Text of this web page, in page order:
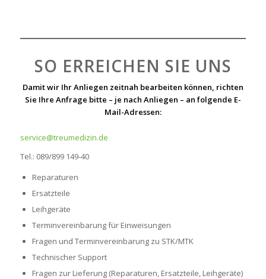
SO ERREICHEN SIE UNS
Damit wir Ihr Anliegen zeitnah bearbeiten können, richten
Sie Ihre Anfrage bitte – je nach Anliegen – an folgende E-
Mail-Adressen:
service@treumedizin.de
Tel.: 089/899 149-40
Reparaturen
Ersatzteile
Leihgeräte
Terminvereinbarung für Einweisungen
Fragen und Terminvereinbarung zu STK/MTK
Technischer Support
Fragen zur Lieferung (Reparaturen, Ersatzteile, Leihgeräte)